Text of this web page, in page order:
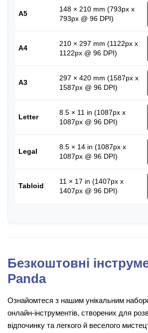
A5
148 × 210 mm (793px x
793px @ 96 DPI)
A4
210 × 297 mm (1122px x
1122px @ 96 DPI)
A3
297 × 420 mm (1587px x
1587px @ 96 DPI)
Letter
8.5 × 11 in (1087px x
1087px @ 96 DPI)
Legal
8.5 × 14 in (1087px x
1087px @ 96 DPI)
Tabloid
11 × 17 in (1407px x
1407px @ 96 DPI)
Безкоштовні
Panda
Ознайомтеся з нашим унікальним
онлайн-інструментів, створених для
відпочинку та легкого й веселого